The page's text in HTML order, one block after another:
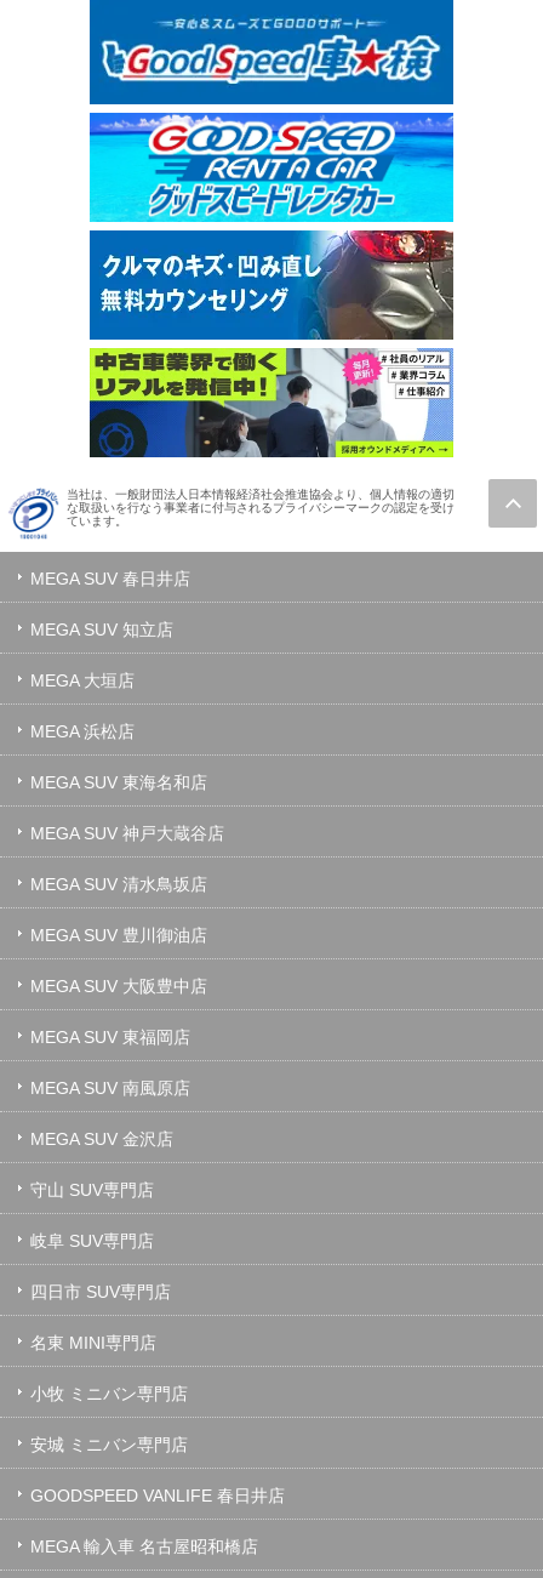
当社は、一般財団法人日本情報経済社会推進協会より、個人情報の適切
な取扱いを行なう事業者に付与されるプライバシーマークの認定を受け
ています。
MEGA SUV 春日井店
MEGA SUV 知立店
MEGA 大垣店
MEGA 浜松店
MEGA SUV 東海名和店
MEGA SUV 神戸大蔵谷店
MEGA SUV 清水鳥坂店
MEGA SUV 豊川御油店
MEGA SUV 大阪豊中店
MEGA SUV 東福岡店
MEGA SUV 南風原店
MEGA SUV 金沢店
守山 SUV専門店
岐阜 SUV専門店
四日市 SUV専門店
名東 MINI専門店
小牧 ミニバン専門店
安城 ミニバン専門店
GOODSPEED VANLIFE 春日井店
MEGA 輸入車 名古屋昭和橋店